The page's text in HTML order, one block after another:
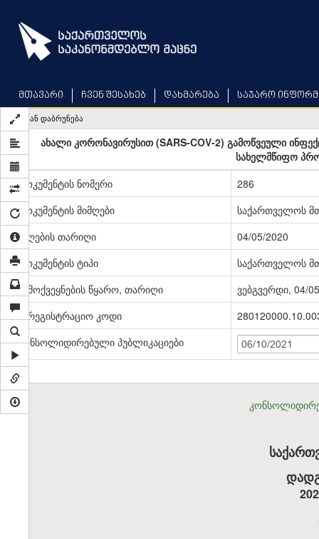
main
content
მთავარი ჩვენ შესახებ დახმარება საჯარო
უკან დაბრუნება
ახალი კორონავირუსით (SARS-COV-2) გამოწვეული
სახელმწიფო
დოკუმენტის ნომერი
286
დოკუმენტის მიმღები
საქართველოს
მიღების თარიღი
04/05/2020
დოკუმენტის ტიპი
საქართველოს
გამოქვეყნების წყარო, თარიღი
ვებგვერდი, 04/
სარეგისტრაციო კოდი
კონსოლიდირებული პუბლიკაციები
06/10/2021